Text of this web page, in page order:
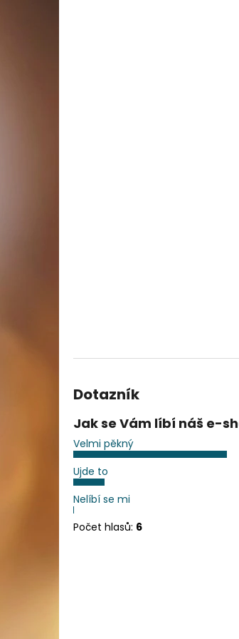
Dotazník
Jak se Vám líbí náš e-
Velmi pěkný
Ujde to
Nelíbí se mi
Počet hlasů: 6